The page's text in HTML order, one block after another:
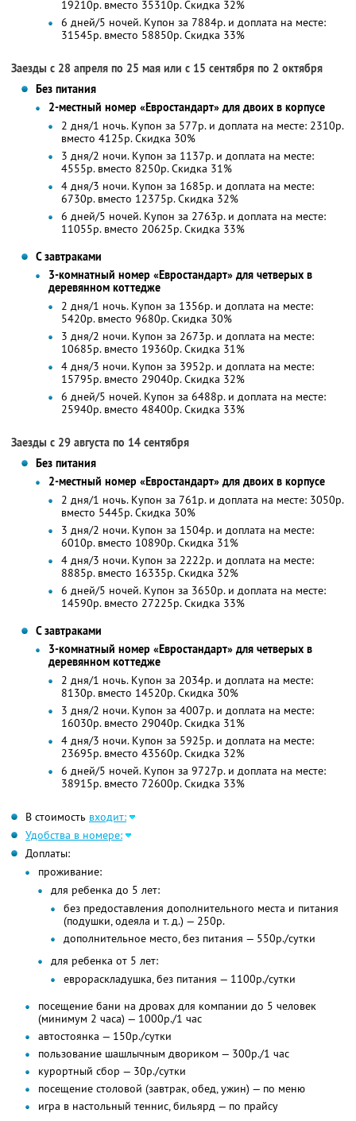
19210р. вместо 35310р. Скидка 32%
6 дней/5 ночей. Купон за 7884р. и доплата на месте:
31545р. вместо 58850р. Скидка 33%
Заезды с 28 апреля по 25 мая или с 15 сентября по 2 октября
Без питания
2-местный номер «Евростандарт» для двоих в корпусе
2 дня/1 ночь. Купон за 577р. и доплата на месте: 2310р.
вместо 4125р.Скидка 30%
3 дня/2 ночи. Купон за 1137р. и доплата на месте:
4555р. вместо 8250р.Скидка 31%
4 дня/3 ночи. Купон за 1685р. и доплата на месте:
6730р. вместо 12375р. Скидка 32%
6 дней/5 ночей. Купон за 2763р. и доплата на месте:
11055р. вместо 20625р. Скидка 33%
С завтраками
3-комнатный номер «Евростандарт» для четверых в
деревянном коттедже
2 дня/1 ночь. Купон за 1356р. и доплата на месте:
5420р. вместо 9680р.Скидка 30%
3 дня/2 ночи. Купон за 2673р. и доплата на месте:
10685р. вместо 19360р.Скидка 31%
4 дня/3 ночи. Купон за 3952р. и доплата на месте:
15795р. вместо 29040р. Скидка 32%
6 дней/5 ночей. Купон за 6488р. и доплата на месте:
25940р. вместо 48400р. Скидка 33%
Заезды с 29 августа по 14 сентября
Без питания
2-местный номер «Евростандарт» для двоих в корпусе
2 дня/1 ночь. Купон за 761р. и доплата на месте: 3050р.
вместо 5445р.Скидка 30%
3 дня/2 ночи. Купон за 1504р. и доплата на месте:
6010р. вместо 10890р.Скидка 31%
4 дня/3 ночи. Купон за 2222р. и доплата на месте:
8885р. вместо 16335р. Скидка 32%
6 дней/5 ночей. Купон за 3650р. и доплата на месте:
14590р. вместо 27225р. Скидка 33%
С завтраками
3-комнатный номер «Евростандарт» для четверых в
деревянном коттедже
2 дня/1 ночь. Купон за 2034р. и доплата на месте:
8130р. вместо 14520р.Скидка 30%
3 дня/2 ночи. Купон за 4007р. и доплата на месте:
16030р. вместо 29040р.Скидка 31%
4 дня/3 ночи. Купон за 5925р. и доплата на месте:
23695р. вместо 43560р. Скидка 32%
6 дней/5 ночей. Купон за 9727р. и доплата на месте:
38915р. вместо 72600р. Скидка 33%
В стоимость входит:
Удобства в номере:
Доплаты:
проживание:
для ребенка до 5 лет:
без предоставления дополнительного места и питания
(подушки, одеяла и т. д.) — 250р.
дополнительное место, без питания — 550р./сутки
для ребенка от 5 лет:
еврораскладушка, без питания — 1100р./сутки
посещение бани на дровах для компании до 5 человек
(минимум 2 часа) — 1000р./1 час
автостоянка — 150р./сутки
пользование шашлычным двориком — 300р./1 час
курортный сбор — 30р./сутки
посещение столовой (завтрак, обед, ужин) — по меню
игра в настольный теннис, бильярд — по прайсу